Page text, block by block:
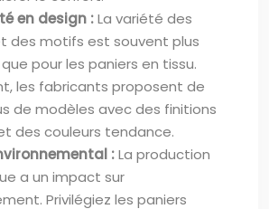
en design :La variété des
des motifs est souvent plus
pour les paniers en tissu.
les fabricants proposent de
de modèles avec des finitions
des couleurs tendance.
:La production
a un impact sur
Privilégiez les paniers